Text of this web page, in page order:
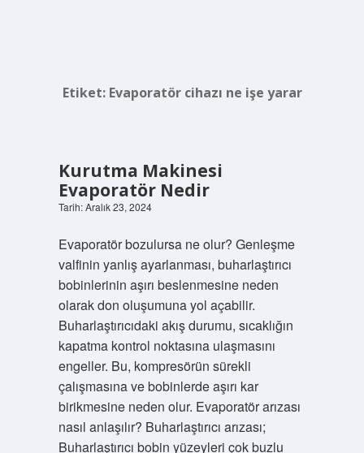
Etiket: Evaporatör cihazı ne işe yarar
Kurutma Makinesi
Evaporatör Nedir
Tarih: Aralık 23, 2024
Evaporatör bozulursa ne olur? Genleşme
valfinin yanlış ayarlanması, buharlaştırıcı
bobinlerinin aşırı beslenmesine neden
olarak don oluşumuna yol açabilir.
Buharlaştırıcıdaki akış durumu, sıcaklığın
kapatma kontrol noktasına ulaşmasını
engeller. Bu, kompresörün sürekli
çalışmasına ve bobinlerde aşırı kar
birikmesine neden olur. Evaporatör arızası
nasıl anlaşılır? Buharlaştırıcı arızası;
Buharlaştırıcı bobin yüzeyleri çok buzlu